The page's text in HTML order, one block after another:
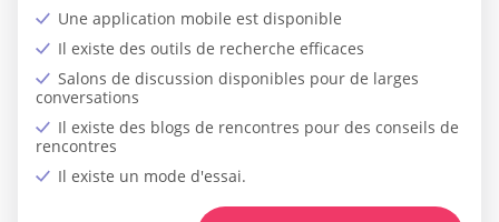
Une application mobile est disponible
Il existe des outils de recherche efficaces
Salons de discussion disponibles pour de larges
conversations
Il existe des blogs de rencontres pour des conseils de
rencontres
Il existe un mode d'essai.